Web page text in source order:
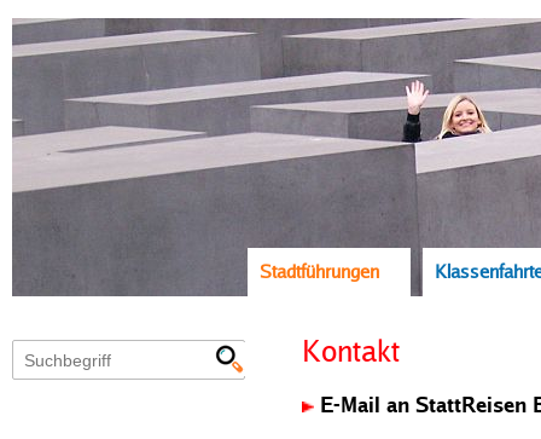
Stadtführungen
Kontakt
E-Mail an StattReisen